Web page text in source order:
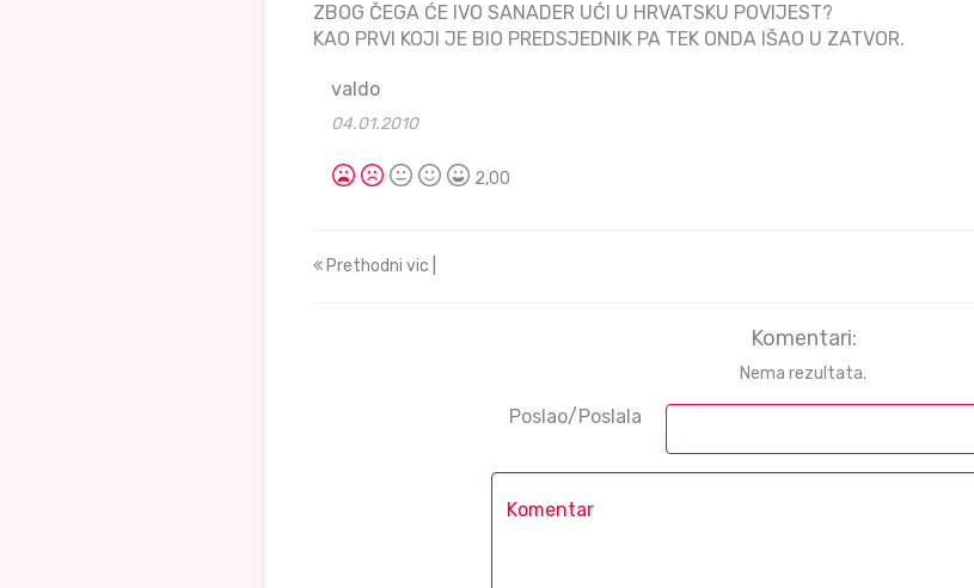
ZBOG ČEGA ĆE IVO SANADER UĆI U HRVATSKU POVIJEST?
KAO PRVI KOJI JE BIO PREDSJEDNIK PA TEK ONDA IŠAO U ZATVOR.
valdo
04.01.2010
2,00
Prethodni vic |
Komentari:
Nema rezultata.
Poslao/Poslala